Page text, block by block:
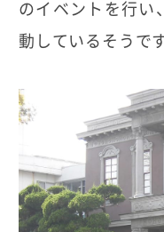
のイベントを行い
動しているそうで